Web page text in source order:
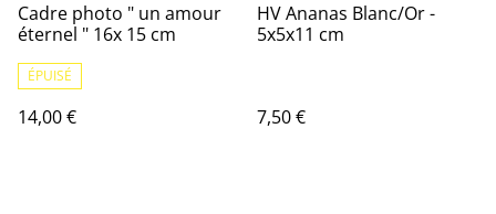
Cadre photo " un amour
éternel " 16x 15 cm
ÉPUISÉ
14,00 €
HV Ananas Blanc/Or -
5x5x11 cm
7,50 €